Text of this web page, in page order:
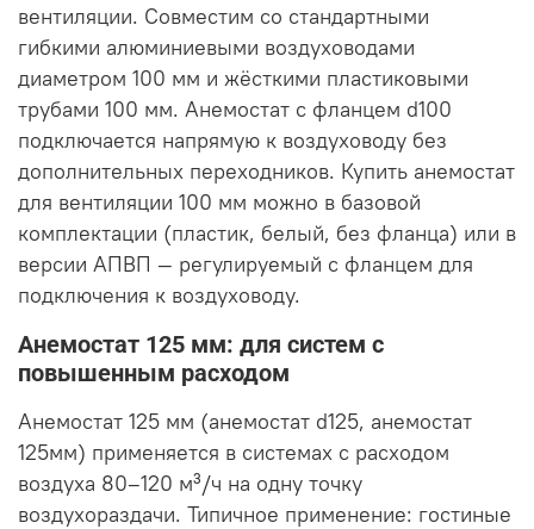
вентиляции. Совместим со стандартными
гибкими алюминиевыми воздуховодами
диаметром 100 мм и жёсткими пластиковыми
трубами 100 мм. Анемостат с фланцем d100
подключается напрямую к воздуховоду без
дополнительных переходников. Купить анемостат
для вентиляции 100 мм можно в базовой
комплектации (пластик, белый, без фланца) или в
версии АПВП — регулируемый с фланцем для
подключения к воздуховоду.
Анемостат 125 мм: для систем с
повышенным расходом
Анемостат 125 мм (анемостат d125, анемостат
125мм) применяется в системах с расходом
воздуха 80–120 м³/ч на одну точку
воздухораздачи. Типичное применение: гостиные